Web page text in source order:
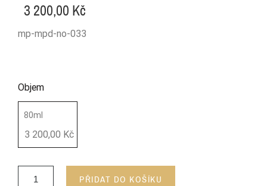
3 200,00 Kč
mp-mpd-no-033
Objem
80ml
3 200,00 Kč
PŘIDAT DO KOŠÍKU